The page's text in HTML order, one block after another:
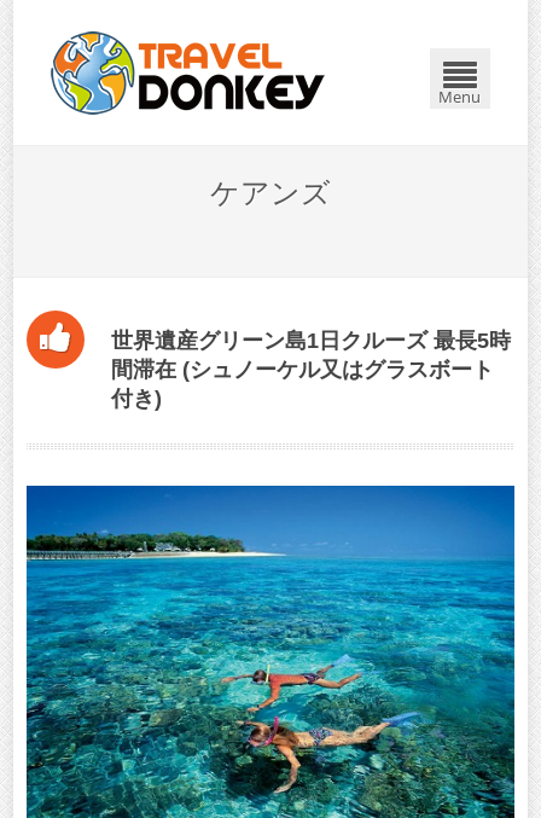
Menu
ケアンズ
世界遺産グリーン島1日クルーズ 最長5時
間滞在 (シュノーケル又はグラスボート
付き)